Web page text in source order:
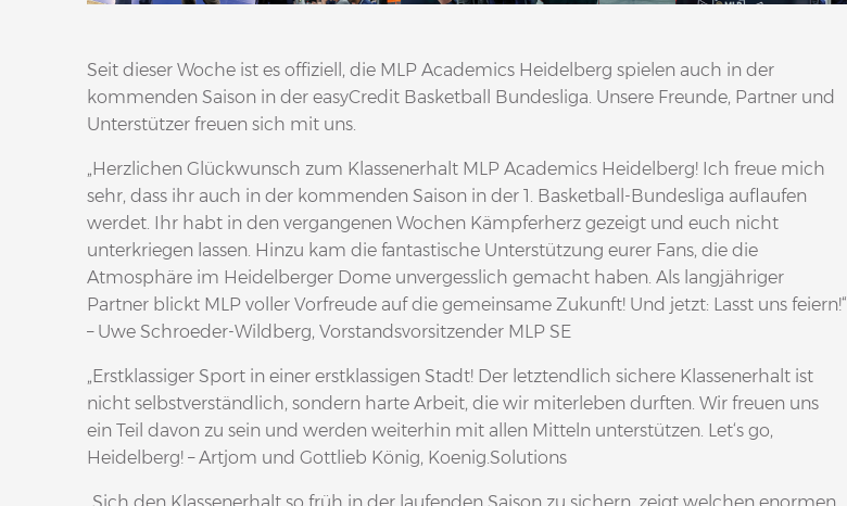
Seit dieser Woche ist es offiziell, die MLP Academics Heidelberg spielen auch in der
kommenden Saison in der easyCredit Basketball Bundesliga. Unsere Freunde, Partner und
Unterstützer freuen sich mit uns.
„Herzlichen Glückwunsch zum Klassenerhalt MLP Academics Heidelberg! Ich freue mich
sehr, dass ihr auch in der kommenden Saison in der 1. Basketball-Bundesliga auflaufen
werdet. Ihr habt in den vergangenen Wochen Kämpferherz gezeigt und euch nicht
unterkriegen lassen. Hinzu kam die fantastische Unterstützung eurer Fans, die die
Atmosphäre im Heidelberger Dome unvergesslich gemacht haben. Als langjähriger
Partner blickt MLP voller Vorfreude auf die gemeinsame Zukunft! Und jetzt: Lasst uns feiern!“
– Uwe Schroeder-Wildberg, Vorstandsvorsitzender MLP SE
„Erstklassiger Sport in einer erstklassigen Stadt! Der letztendlich sichere Klassenerhalt ist
nicht selbstverständlich, sondern harte Arbeit, die wir miterleben durften. Wir freuen uns
ein Teil davon zu sein und werden weiterhin mit allen Mitteln unterstützen. Let‘s go,
Heidelberg! – Artjom und Gottlieb König, Koenig.Solutions